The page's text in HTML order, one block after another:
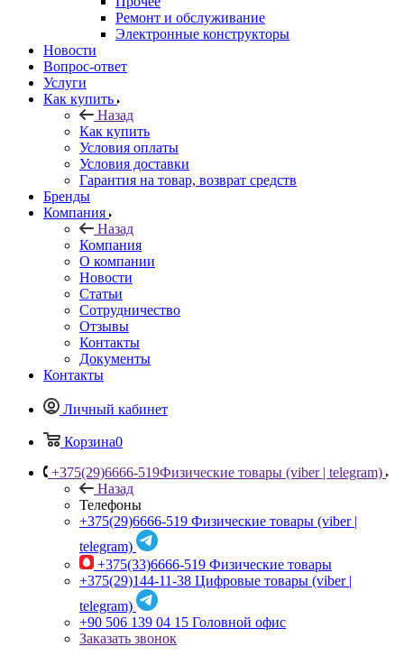
Ремонт и обслуживание
Электронные конструкторы
Новости
Вопрос-ответ
Услуги
Как купить
Назад
Как купить
Условия оплаты
Условия доставки
Гарантия на товар, возврат средств
Бренды
Компания
Назад
Компания
О компании
Новости
Статьи
Сотрудничество
Отзывы
Контакты
Документы
Контакты
Личный кабинет
Корзина0
+375(29)6666-519Физические товары (viber | telegram)
Назад
Телефоны
+375(29)6666-519 Физические товары (viber |
telegram)
+375(33)6666-519 Физические товары
+375(29)144-11-38 Цифровые товары (viber |
telegram)
+90 506 139 04 15 Головной офис
Заказать звонок